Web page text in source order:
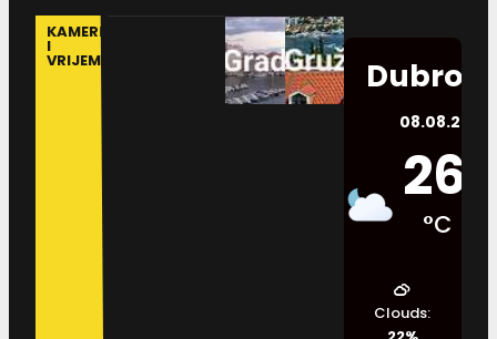
KAMERE
I
VRIJEME
08.08.2026.
26
°C
Clouds: